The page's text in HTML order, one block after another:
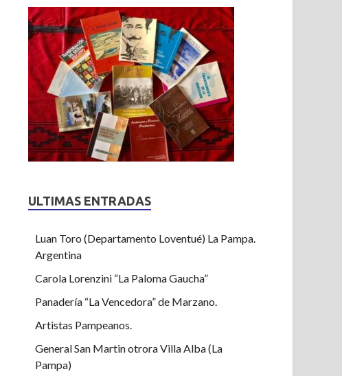
ULTIMAS ENTRADAS
Luan Toro (Departamento Loventué) La Pampa.
Argentina
Carola Lorenzini “La Paloma Gaucha”
Panadería “La Vencedora” de Marzano.
Artistas Pampeanos.
General San Martin otrora Villa Alba (La
Pampa)